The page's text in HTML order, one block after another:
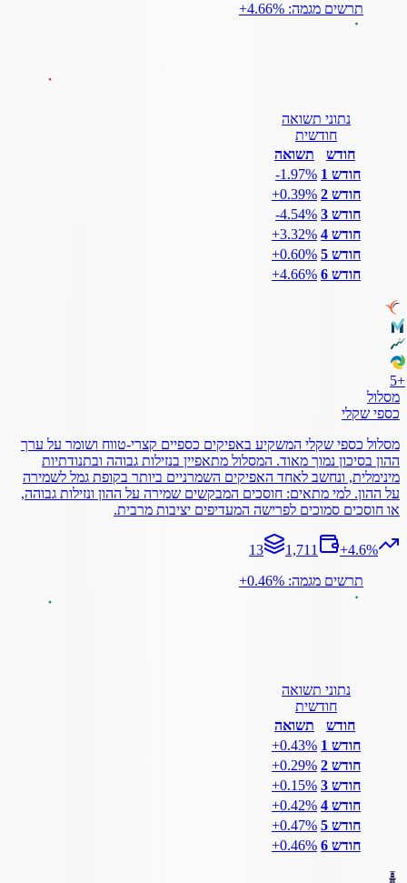
תרשים מגמה: ‎+4.66%
נתוני תשואה
חודשית
חודש
תשואה
חודש 1
‎-1.97%
חודש 2
‎+0.39%
חודש 3
‎-4.54%
חודש 4
‎+3.32%
חודש 5
‎+0.60%
חודש 6
‎+4.66%
+
5
מסלול
כספי שקלי
מסלול כספי שקלי המשקיע באפיקים כספיים קצרי-טווח ושומר על ערך
ההון בסיכון נמוך מאוד. המסלול מתאפיין בנזילות גבוהה ובתנודתיות
מינימלית, ונחשב לאחד האפיקים השמרניים ביותר בקופת גמל לשמירה
על ההון. למי מתאים: חוסכים המבקשים שמירה על ההון ונזילות גבוהה,
או חוסכים סמוכים לפרישה המעדיפים יציבות מרבית.
+4.6%
1,711
13
תרשים מגמה: ‎+0.46%
נתוני תשואה
חודשית
חודש
תשואה
חודש 1
‎+0.43%
חודש 2
‎+0.29%
חודש 3
‎+0.15%
חודש 4
‎+0.42%
חודש 5
‎+0.47%
חודש 6
‎+0.46%